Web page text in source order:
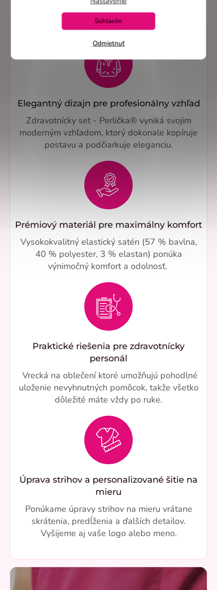
Odmietnuť
Súhlasím
Elegantný dizajn pre profesionálny vzhľad
Zdravotnícky set - Perlička® vyniká svojim
moderným vzhľadom, ktorý dokonale kopíruje
postavu a podčiarkuje eleganciu.
Prémiový materiál pre maximálny komfort
Vysokokvalitný elastický satén (57 % bavlna,
40 % polyester, 3 % elastan) ponúka
výnimočný komfort a odolnosť.
Praktické riešenia pre zdravotnícky
personál
Vrecká na oblečení ktoré umožňujú pohodlné
uloženie nevyhnutných pomôcok, takže všetko
dôležité máte vždy po ruke.
Úprava strihov a personalizované šitie na
mieru
Ponúkame úpravy strihov na mieru vrátane
skrátenia, predĺženia a ďalších detailov.
Vyšijeme aj vaše logo alebo meno.